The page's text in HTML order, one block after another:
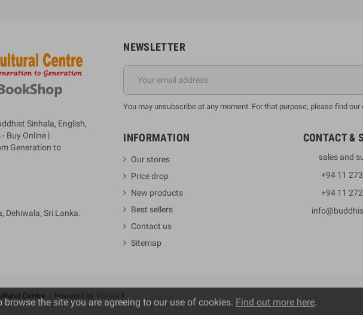
Sinhala, English,
Buy Online |
Generation to
Dehiwala, Sri Lanka.
NEWSLETTER
You may unsubscribe at any moment. For that purpose, please find
INFORMATION
Our stores
Price drop
New products
Best sellers
Contact us
Sitemap
CONTACT &
sales and
+94 11
+94 11
Centre | Powered by VisionLK
the site you are agreeing to our use of cookies. Find out more here.